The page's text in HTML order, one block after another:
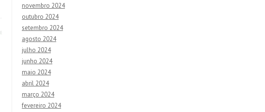
novembro 2024
outubro 2024
setembro 2024
agosto 2024
julho 2024
junho 2024
maio 2024
abril 2024
março 2024
fevereiro 2024